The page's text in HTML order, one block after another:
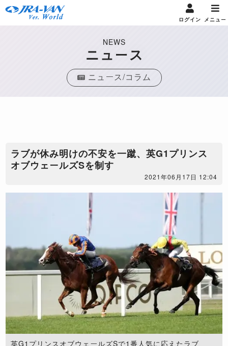
ログイン メニュー
NEWS
ニュース
ニュース/コラム
ラブが休み明けの不安を一蹴、英G1プリンス
オブウェールズSを制す
2021年06月17日 12:04
英G1プリンスオブウェールズSで1番人気に応えたラブ